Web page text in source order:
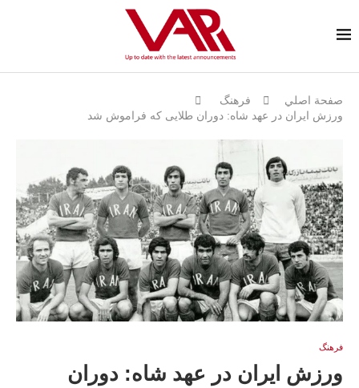
صفحة اصلي
فرهنگ
ورزش ایران در عهد شاه: دوران طلایی که فراموش شد
فرهنگ
ورزش ایران در عهد شاه: دوران